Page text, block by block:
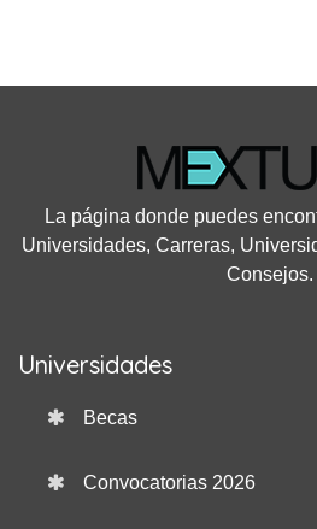
La página donde puedes
Universidades, Carreras,
Consejos.
Universidades
Becas
Convocatorias 2026